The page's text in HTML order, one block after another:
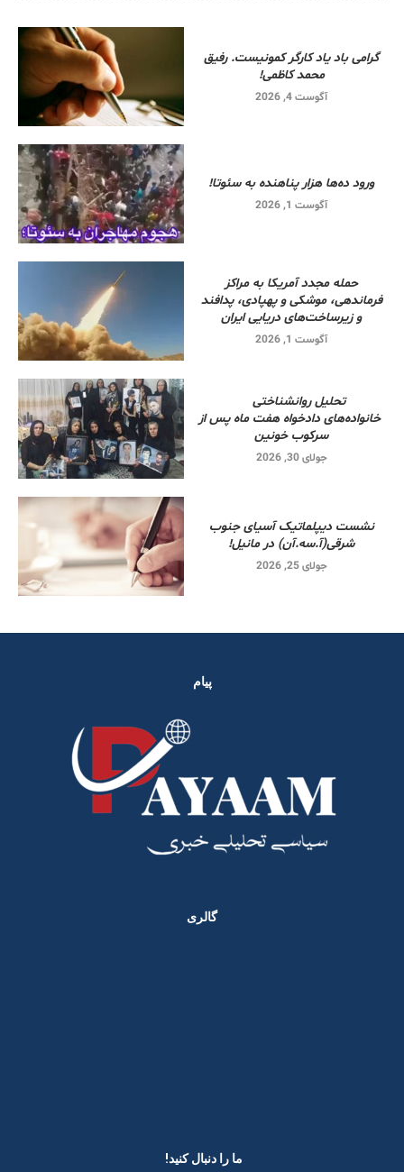
گرامی باد یاد کارگر کمونیست. رفیق
محمد کاظمی!
آگوست 4, 2026
ورود ده‌ها هزار پناهنده به سئوتا!
آگوست 1, 2026
حمله مجدد آمریکا به مراکز
فرماندهی، موشکی و پهپادی، پدافند
و زیرساخت‌های دریایی ایران
آگوست 1, 2026
تحلیل روانشناختی
خانواده‌های دادخواه هفت ماه پس از
سرکوب خونین
جولای 30, 2026
نشست دیپلماتیک آسیای جنوب
شرقی‌(آ.سه.آن) در مانیل!
جولای 25, 2026
پیام
گالری
ما را دنبال کنید! ​